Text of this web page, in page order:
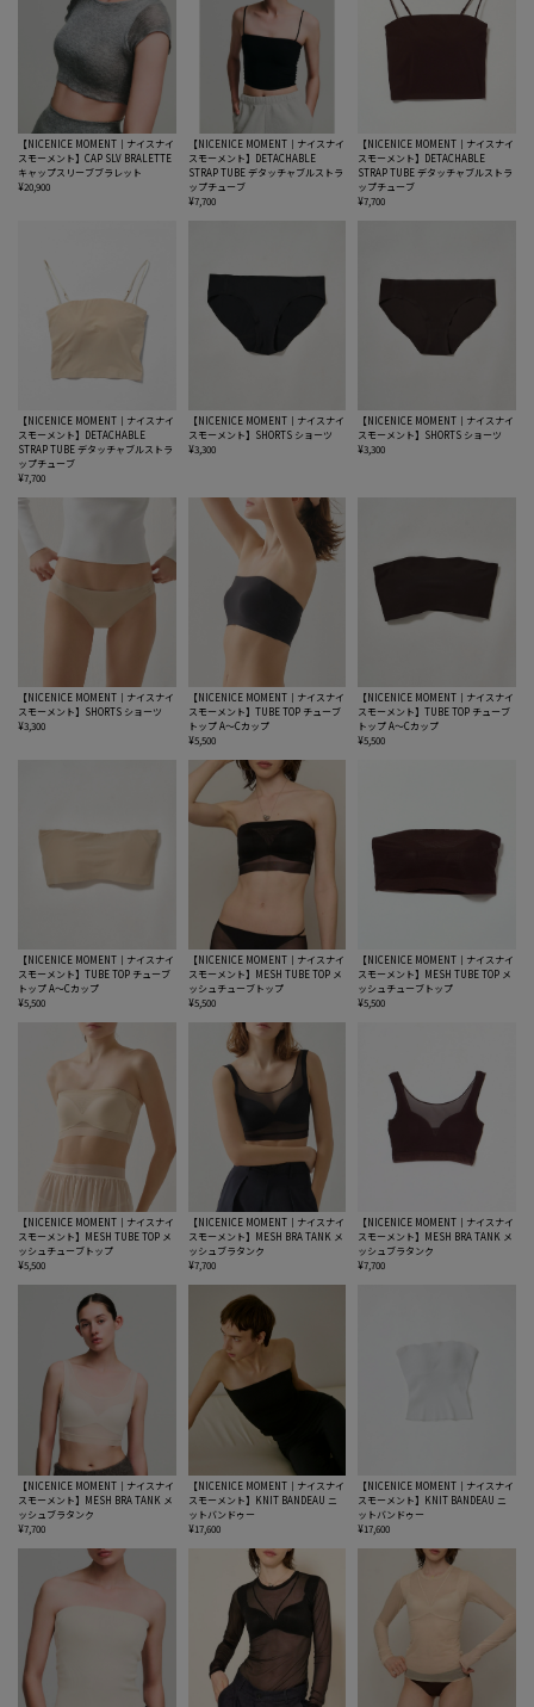
【NICENICE MOMENT｜ナイスナイ
スモーメント】CAP SLV BRALETTE
キャップスリーブブラレット
¥20,900
【NICENICE MOMENT｜ナイスナイ
スモーメント】DETACHABLE
STRAP TUBE デタッチャブルストラ
ップチューブ
¥7,700
【NICENICE MOMENT｜ナイスナイ
スモーメント】DETACHABLE
STRAP TUBE デタッチャブルストラ
ップチューブ
¥7,700
【NICENICE MOMENT｜ナイスナイ
スモーメント】DETACHABLE
STRAP TUBE デタッチャブルストラ
ップチューブ
¥7,700
【NICENICE MOMENT｜ナイスナイ
スモーメント】SHORTS ショーツ
¥3,300
【NICENICE MOMENT｜ナイスナイ
スモーメント】SHORTS ショーツ
¥3,300
【NICENICE MOMENT｜ナイスナイ
スモーメント】SHORTS ショーツ
¥3,300
【NICENICE MOMENT｜ナイスナイ
スモーメント】TUBE TOP チューブ
トップ A〜Cカップ
¥5,500
【NICENICE MOMENT｜ナイスナイ
スモーメント】TUBE TOP チューブ
トップ A〜Cカップ
¥5,500
【NICENICE MOMENT｜ナイスナイ
スモーメント】TUBE TOP チューブ
トップ A〜Cカップ
¥5,500
【NICENICE MOMENT｜ナイスナイ
スモーメント】MESH TUBE TOP メ
ッシュチューブトップ
¥5,500
【NICENICE MOMENT｜ナイスナイ
スモーメント】MESH TUBE TOP メ
ッシュチューブトップ
¥5,500
【NICENICE MOMENT｜ナイスナイ
スモーメント】MESH TUBE TOP メ
ッシュチューブトップ
¥5,500
【NICENICE MOMENT｜ナイスナイ
スモーメント】MESH BRA TANK メ
ッシュブラタンク
¥7,700
【NICENICE MOMENT｜ナイスナイ
スモーメント】MESH BRA TANK メ
ッシュブラタンク
¥7,700
【NICENICE MOMENT｜ナイスナイ
スモーメント】MESH BRA TANK メ
ッシュブラタンク
¥7,700
【NICENICE MOMENT｜ナイスナイ
スモーメント】KNIT BANDEAU ニ
ットバンドゥー
¥17,600
【NICENICE MOMENT｜ナイスナイ
スモーメント】KNIT BANDEAU ニ
ットバンドゥー
¥17,600